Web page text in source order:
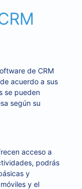
de CRM
acuerdo a sus
se pueden
según su
acceso a
podrás
y
y el